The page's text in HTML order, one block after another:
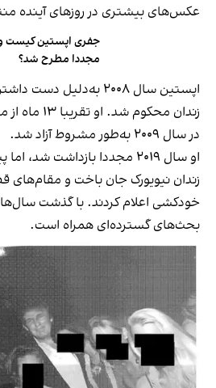
عکس‌های بیشتری در روزهای آینده
جفری اپستین کیست و
مجددا مطرح شد؟
اپستین سال ۲۰۰۸
زندان محکوم
در سال ۲۰۰۹ به‌طور مشروط آزاد شد.
او سال ۲۰۱۹ مجددا بازداشت
زندان نیویورک جان باخت و مقام‌های
خودکشی اعلام کردند. با گذشت
بحث‌های گسترده‌ای همراه است.